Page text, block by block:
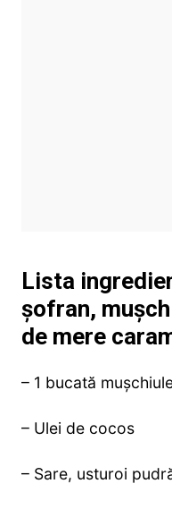
Lista
șofran,
de mere
– 1 bucată
– Ulei de cocos
– Sare, usturoi